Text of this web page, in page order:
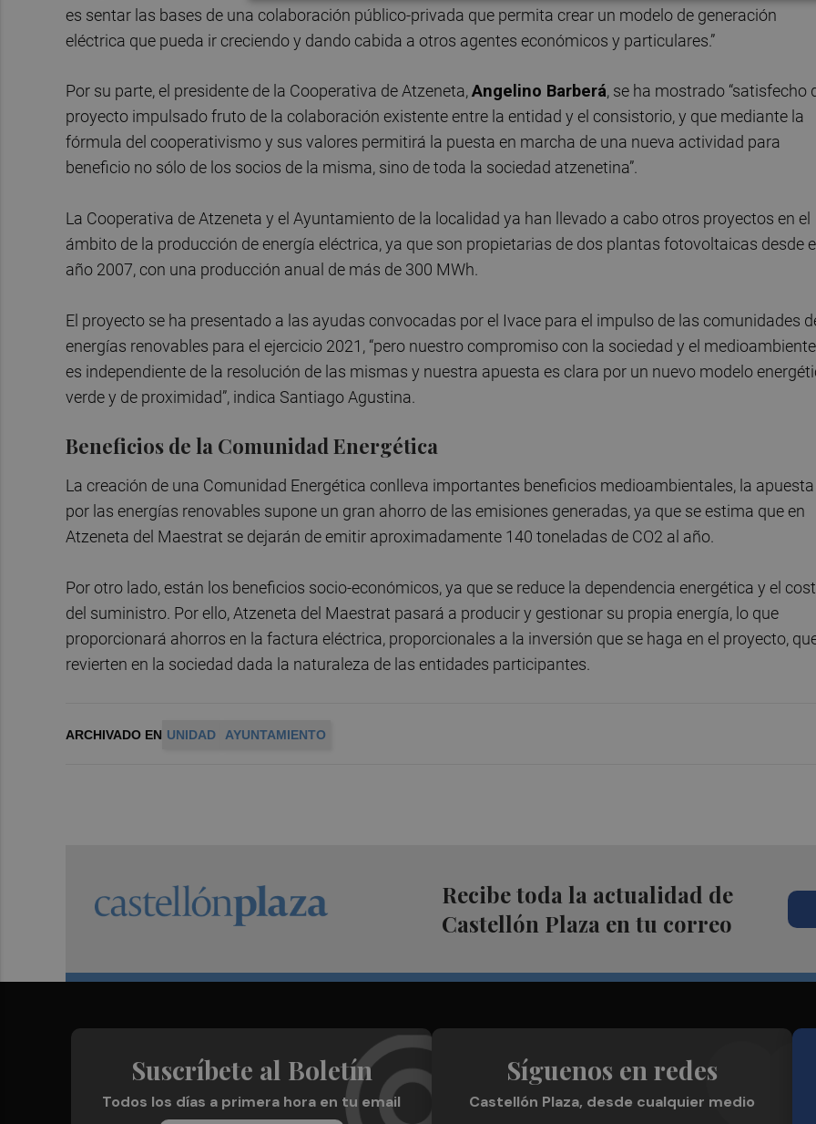
es sentar las bases de una colaboración público-privada que permita crear un modelo de generación
eléctrica que pueda ir creciendo y dando cabida a otros agentes económicos y particulares.”
Por su parte, el presidente de la Cooperativa de Atzeneta,Angelino Barberá, se ha mostrado “satisfecho
proyecto impulsado fruto de la colaboración existente entre la entidad y el consistorio, y que mediante la
fórmula del cooperativismo y sus valores permitirá la puesta en marcha de una nueva actividad para
beneficio no sólo de los socios de la misma, sino de toda la sociedad atzenetina”.
La Cooperativa de Atzeneta y el Ayuntamiento de la localidad ya han llevado a cabo otros proyectos en el
ámbito de la producción de energía eléctrica, ya que son propietarias de dos plantas fotovoltaicas desde el
año 2007, con una producción anual de más de 300 MWh.
El proyecto se ha presentado a las ayudas convocadas por el Ivace para el impulso de las comunidades
energías renovables para el ejercicio 2021, “pero nuestro compromiso con la sociedad y el medioambiente
es independiente de la resolución de las mismas y nuestra apuesta es clara por un nuevo modelo
verde y de proximidad”, indica Santiago Agustina.
Beneficios de la Comunidad Energética
La creación de una Comunidad Energética conlleva importantes beneficios medioambientales, la apuesta
por las energías renovables supone un gran ahorro de las emisiones generadas, ya que se estima que en
Atzeneta del Maestrat se dejarán de emitir aproximadamente 140 toneladas de CO2 al año.
Por otro lado, están los beneficios socio-económicos, ya que se reduce la dependencia energética y el
del suministro. Por ello, Atzeneta del Maestrat pasará a producir y gestionar su propia energía, lo que
proporcionará ahorros en la factura eléctrica, proporcionales a la inversión que se haga en el proyecto,
revierten en la sociedad dada la naturaleza de las entidades participantes.
ARCHIVADO EN UNIDAD AYUNTAMIENTO
Recibe toda la actualidad de
Castellón Plaza en tu correo
Suscríbete al Boletín
Todos los días a primera hora en tu email
Síguenos en redes
Castellón Plaza, desde cualquier medio